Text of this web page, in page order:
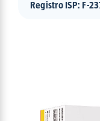
Registro ISP: F-